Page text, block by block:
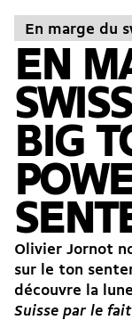
En marge du
EN
BIG
Olivier Jornot
sur le ton
découvre la
Suisse par le